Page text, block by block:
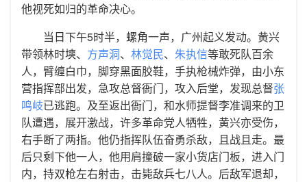
他视死如归的革命决心。
当日下午5时半，螺角一声，广州起义发动。黄兴
带领林时塽、 方声洞、 林觉民、 朱执信等敢死队百余
人，臂缠白巾，脚穿黑面胶鞋，手执枪械炸弹，由小东
营指挥部出发，急攻总督衙门，攻入后堂，发现总督张
鸣岐已逃跑。及至返出衙门，和水师提督李准调来的卫
队遭遇，展开激战，许多革命党人牺牲，黄兴亦受伤，
右手断了两指。他仍指挥队伍奋勇杀敌，且战且走。最
后只剩下他一人，他用肩撞破一家小货店门板，进入门
内，持双枪左右射击，击毙敌兵七八人。后敌军退却，